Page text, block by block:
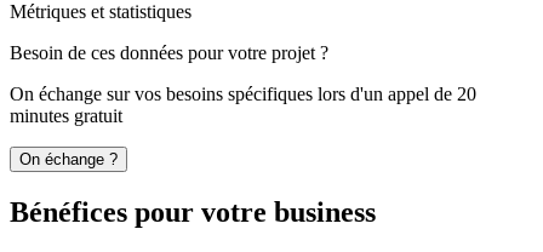
Métriques et statistiques
Besoin de ces données pour votre projet ?
On échange sur vos besoins spécifiques lors d'un appel de 20
minutes gratuit
On échange ?
Bénéfices pour votre business